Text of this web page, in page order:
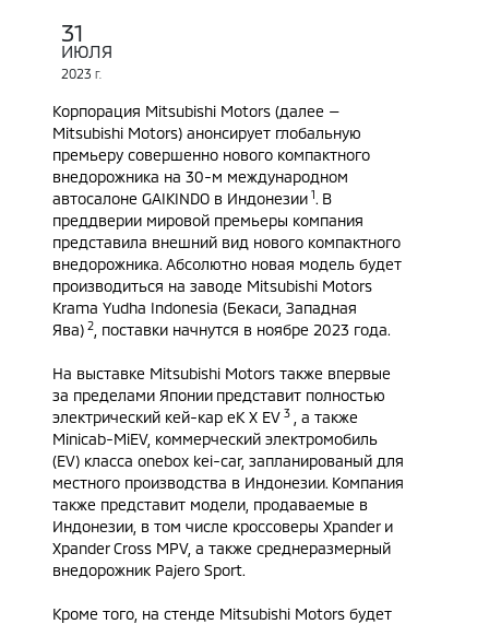
31
ИЮЛЯ
2023 Г.
Корпорация Mitsubishi Motors (далее —
Mitsubishi Motors) анонсирует глобальную
премьеру совершенно нового компактного
внедорожника на 30-м международном
автосалоне GAIKINDO в Индонезии 1. В
преддверии мировой премьеры компания
представила внешний вид нового компактного
внедорожника. Абсолютно новая модель будет
производиться на заводе Mitsubishi Motors
Krama Yudha Indonesia (Бекаси, Западная
Ява) 2 , поставки начнутся в ноябре 2023 года.
На выставке Mitsubishi Motors также впервые
за пределами Японии представит полностью
электрический кей-кар eK X EV 3
, а также
Minicab-MiEV, коммерческий электромобиль
(EV) класса onebox kei-car, запланированый для
местного производства в Индонезии. Компания
также представит модели, продаваемые в
Индонезии, в том числе кроссоверы Xpander и
Xpander Cross MPV, а также среднеразмерный
внедорожник Pajero Sport.
Кроме того, на стенде Mitsubishi Motors будет